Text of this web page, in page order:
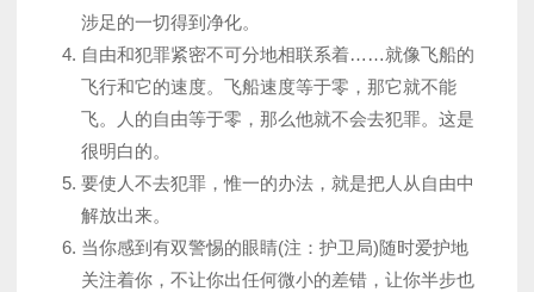
涉足的一切得到净化。
自由和犯罪紧密不可分地相联系着……就像飞船的
飞行和它的速度。飞船速度等于零，那它就不能
飞。人的自由等于零，那么他就不会去犯罪。这是
很明白的。
要使人不去犯罪，惟一的办法，就是把人从自由中
解放出来。
当你感到有双警惕的眼睛(注：护卫局)随时爱护地
关注着你，不让你出任何微小的差错，让你半步也